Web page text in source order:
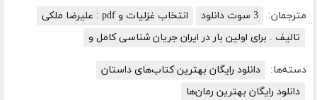
مترجمان: 3 سوت دانلود
انتخاب غزلیات و pdf : علیرضا ملکی
تالیف . برای اولین بار در ایران جریان شناسی کامل و
دسته‌ها:
دانلود رایگان بهترین کتاب‌های داستان
دانلود رایگان بهترین رمان‌ها